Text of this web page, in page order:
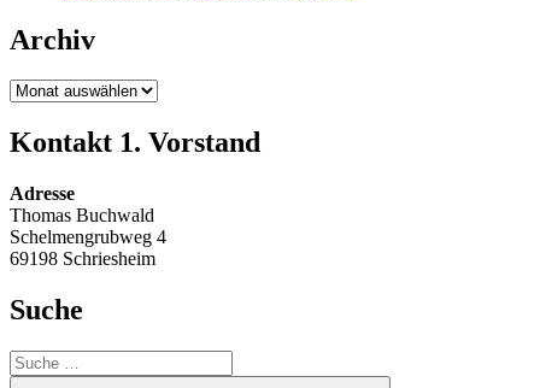
Archiv
Archiv
Kontakt 1. Vorstand
Adresse
Thomas Buchwald
Schelmengrubweg 4
69198 Schriesheim
Suche
Suche
nach: